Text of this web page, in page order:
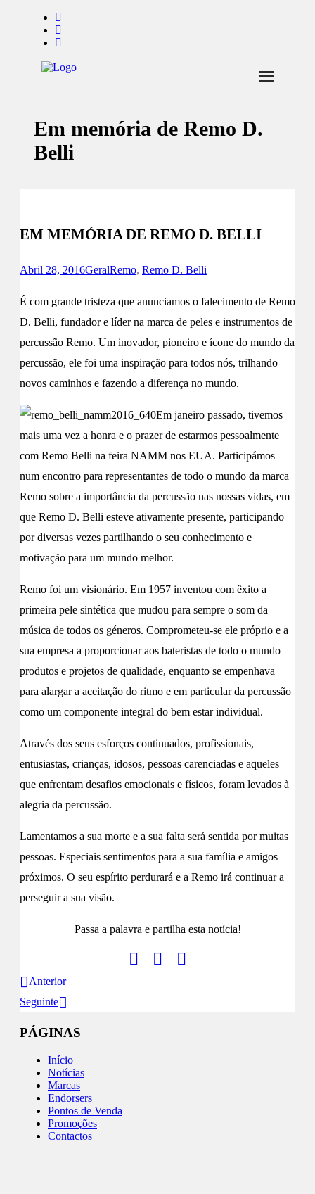
Notícias
Promoções
Contactos
Em memória de Remo D.
Belli
EM MEMÓRIA DE REMO D. BELLI
Abril 28, 2016GeralRemo, Remo D. Belli
É com grande tristeza que anunciamos o falecimento de Remo
D. Belli, fundador e líder na marca de peles e instrumentos de
percussão Remo. Um inovador, pioneiro e ícone do mundo da
percussão, ele foi uma inspiração para todos nós, trilhando
novos caminhos e fazendo a diferença no mundo.
Em janeiro passado, tivemos
mais uma vez a honra e o prazer de estarmos pessoalmente
com Remo Belli na feira NAMM nos EUA. Participámos
num encontro para representantes de todo o mundo da marca
Remo sobre a importância da percussão nas nossas vidas, em
que Remo D. Belli esteve ativamente presente, participando
por diversas vezes partilhando o seu conhecimento e
motivação para um mundo melhor.
Remo foi um visionário. Em 1957 inventou com êxito a
primeira pele sintética que mudou para sempre o som da
música de todos os géneros. Comprometeu-se ele próprio e a
sua empresa a proporcionar aos bateristas de todo o mundo
produtos e projetos de qualidade, enquanto se empenhava
para alargar a aceitação do ritmo e em particular da percussão
como um componente integral do bem estar individual.
Através dos seus esforços continuados, profissionais,
entusiastas, crianças, idosos, pessoas carenciadas e aqueles
que enfrentam desafios emocionais e físicos, foram levados à
alegria da percussão.
Lamentamos a sua morte e a sua falta será sentida por muitas
pessoas. Especiais sentimentos para a sua família e amigos
próximos. O seu espírito perdurará e a Remo irá continuar a
perseguir a sua visão.
Passa a palavra e partilha esta notícia!
Anterior
Seguinte
PÁGINAS
Início
Notícias
Marcas
Endorsers
Pontos de Venda
Promoções
Contactos